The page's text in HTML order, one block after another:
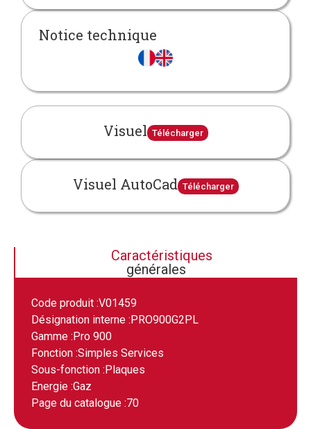
Notice technique
Visuel Télécharger
Visuel AutoCad Télécharger
Caractéristiques
générales
Code produit :V01459
Désignation interne : PRO900G2PL
Gamme : Pro 900
Fonction :Simples Services
Sous-fonction : Plaques
Energie :Gaz
Page du catalogue :70